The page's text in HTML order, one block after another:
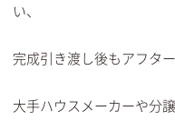
い、
完成引き渡し後もアフタ
大手ハウスメーカーや分